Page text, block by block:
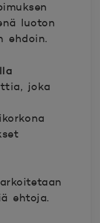
luoton
ehdoin.
joka
ehtoja.